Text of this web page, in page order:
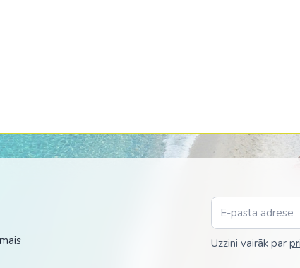
Šrilanka
Uzbekistāna
Uzzini vairāk par